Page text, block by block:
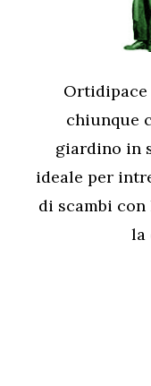
Ortidipace
chiunque
giardino in
ideale per
di scambi con
la